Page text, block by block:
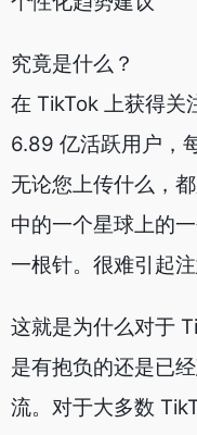
究竟是什么？
在 TikTok 上获得关
6.89 亿活跃用户，
无论您上传什么，
中的一个星球上的
一根针。很难引起
这就是为什么对于
是有抱负的还是已
流。对于大多数